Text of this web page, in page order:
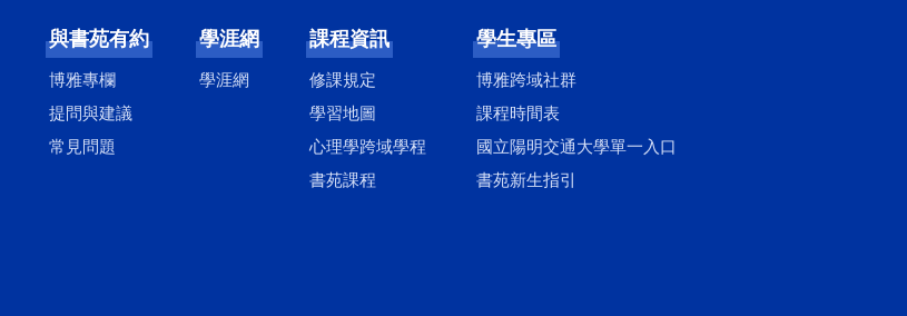
與書苑有約
博雅專欄
提問與建議
常見問題
學涯網
學涯網
課程資訊
修課規定
學習地圖
心理學跨域學程
書苑課程
學生專區
博雅跨域社群
課程時間表
國立陽明交通大學單一入口
書苑新生指引